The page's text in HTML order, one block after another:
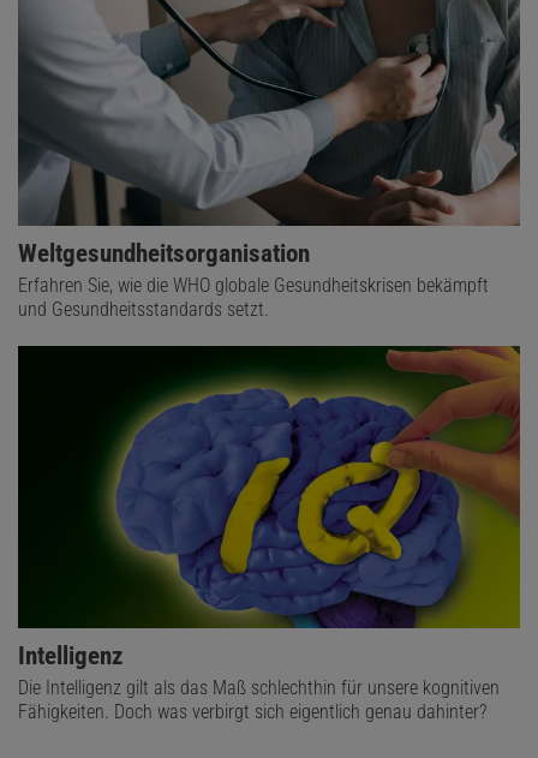
Weltgesundheitsorganisation
Erfahren Sie, wie die WHO globale Gesundheitskrisen bekämpft
und Gesundheitsstandards setzt.
Intelligenz
Die Intelligenz gilt als das Maß schlechthin für unsere kognitiven
Fähigkeiten. Doch was verbirgt sich eigentlich genau dahinter?